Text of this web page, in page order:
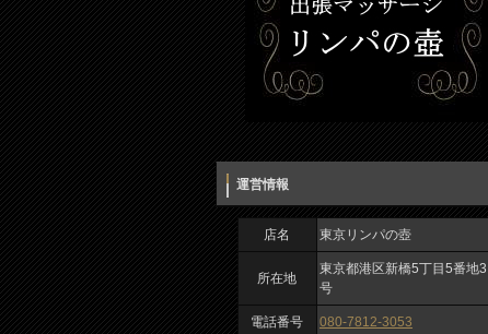
運営情報
店名 東京リンパの壺
所在地
東京都港区新橋5丁目5番地3
号
電話番号 080-7812-3053